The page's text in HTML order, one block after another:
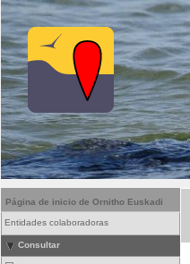
Página de inicio de Ornitho Euskadi
Entidades colaboradoras
Consultar